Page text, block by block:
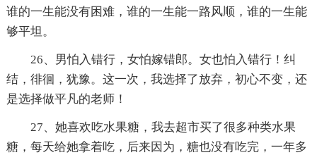
谁的一生能没有困难，谁的一生能一路风顺，谁的一生能
够平坦。
26、男怕入错行，女怕嫁错郎。女也怕入错行！纠
结，徘徊，犹豫。这一次，我选择了放弃，初心不变，还
是选择做平凡的老师！
27、她喜欢吃水果糖，我去超市买了很多种类水果
糖，每天给她拿着吃，后来因为，糖也没有吃完，一年多